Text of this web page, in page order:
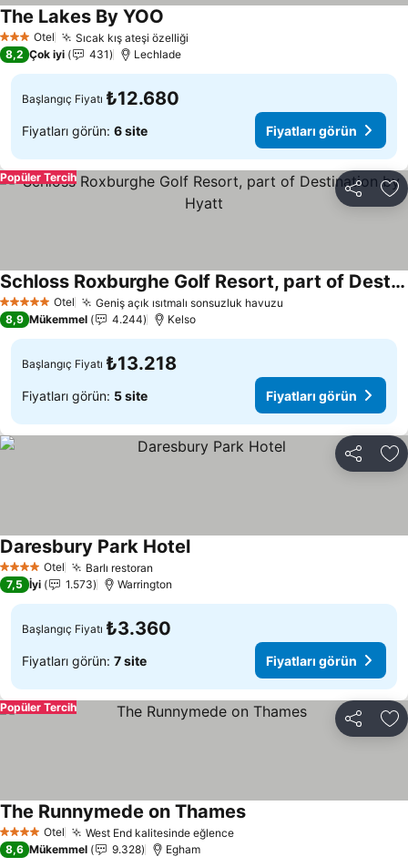
3 YıldızOtel Sıcak kış ateşi özelliği
The Lakes By YOO
8,2 Çok iyi 431 Lechlade
Başlangıç Fiyatı ₺12.680
Fiyatları görün: 6 site Fiyatları görün
Paylaş
Popüler Tercih
5 Yıldız Otel Geniş açık ısıtmalı sonsuzluk havuzu
Schloss Roxburghe Golf Resort, part of Destination by Hyatt
8,9 Mükemmel 4.244 Kelso
Başlangıç Fiyatı ₺13.218
Fiyatları görün: 5 site Fiyatları görün
Paylaş
4 Yıldız Otel Barlı restoran
Daresbury Park Hotel
7,5 İyi 1.573 Warrington
Başlangıç Fiyatı ₺3.360
Fiyatları görün: 7 site Fiyatları görün
Paylaş
Popüler Tercih
4 Yıldız Otel West End kalitesinde eğlence
The Runnymede on Thames
8,6 Mükemmel 9.328 Egham